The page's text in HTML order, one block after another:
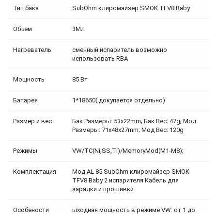
Тип бака SubOhm клиромайзер SMOK TFV8 Baby
Объем 3Мл
Нагреватель
сменный испаритель возможно
использовать RBA
Мощность 85 Вт
Батарея 1*18650( докупается отдельно)
Размер и вес
Бак Размеры: 53x22mm; Бак Вес: 47g; Мод
Размеры: 71x48x27mm; Мод Вес: 120g
Режимы VW/TC(Ni,SS,Ti)/MemoryMod(M1-M8);
Комплектация
Мод AL 85 SubOhm клиромайзер SMOK
TFV8 Baby 2 испарителя Кабель для
зарядки и прошивки
Особености
ыходная мощность в режиме VW: от 1 до